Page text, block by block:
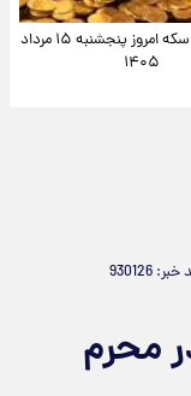
قیمت طلا و سکه امروز پنجشنبه ۱۵ مرداد
۱۴۰۵
930126
محرم